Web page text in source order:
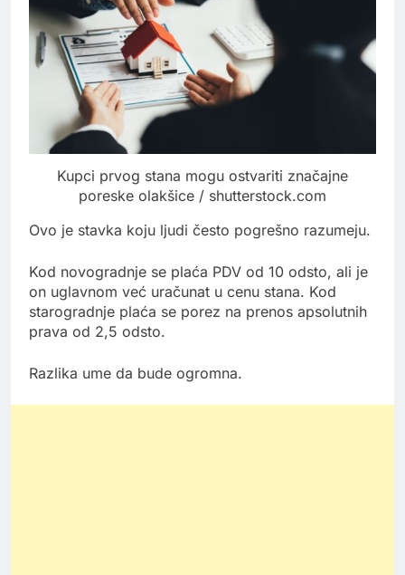
Kupci prvog stana mogu ostvariti značajne
poreske olakšice / shutterstock.com
Ovo je stavka koju ljudi često pogrešno razumeju.
Kod novogradnje se plaća PDV od 10 odsto, ali je
on uglavnom već uračunat u cenu stana. Kod
starogradnje plaća se porez na prenos apsolutnih
prava od 2,5 odsto.
Razlika ume da bude ogromna.